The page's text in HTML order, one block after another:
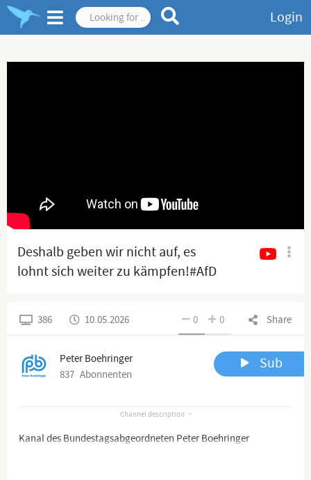
Login
Deshalb geben wir nicht auf, es
lohnt sich weiter zu kämpfen!#AfD
Share
0 0
386 10.05.2026
Peter Boehringer
837 Abonnenten
Sub
Channel description
Kanal des Bundestagsabgeordneten Peter Boehringer